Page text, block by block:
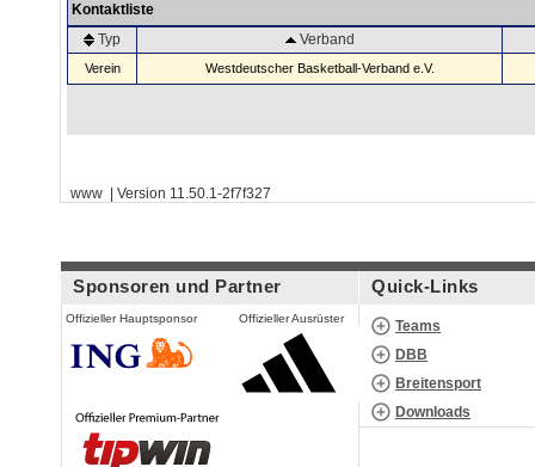
Kontaktliste
Typ
Verband
Verein Westdeutscher Basketball-Verband e.V.
www | Version 11.50.1-2f7f327
Sponsoren und Partner
Offizieller Hauptsponsor Offizieller Ausrüster
Quick-Links
Teams
DBB
Breitensport
Downloads